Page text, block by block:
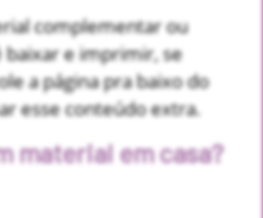
complementar ou
baixar e imprimir, se
a página pra baixo do
esse conteúdo extra.
material em casa?